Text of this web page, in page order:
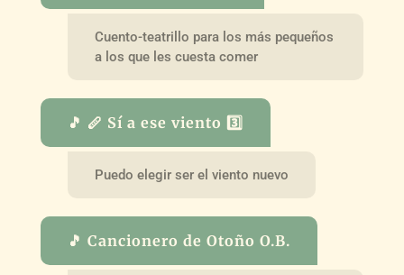
Cuento-teatrillo para los más pequeños
a los que les cuesta comer
🎵 🪈 Sí a ese viento 3️⃣
Puedo elegir ser el viento nuevo
🎵 Cancionero de Otoño O.B.